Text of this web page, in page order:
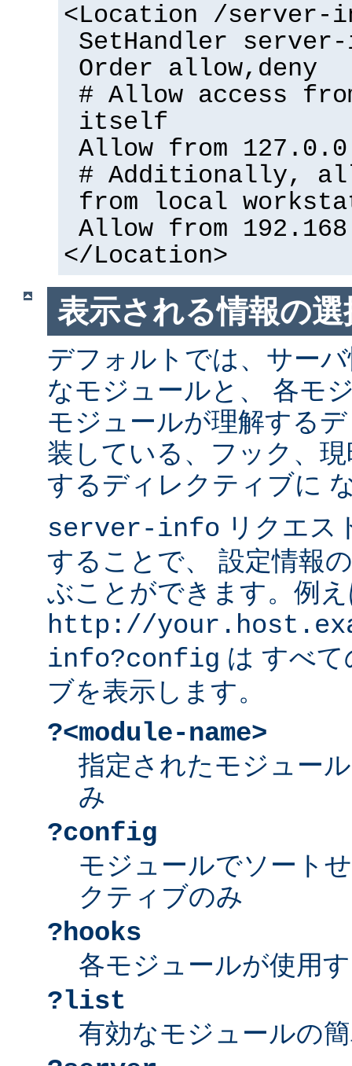
<Location /server-
SetHandler
Order allow,deny
# Allow access
itself
Allow from
# Additionally,
from local
Allow from
</Location>
表示される情報の選
デフォルトでは、サー
なモジュールと、 各モ
モジュールが理解する
装している、フック、
するディレクティブに
server-info リクエス
することで、 設定情報
ぶことができます。例
http://
info?config は すべ
ブを表示します。
?<module-name>
指定されたモジュー
み
?config
モジュールでソート
クティブのみ
?hooks
各モジュールが使用
?list
有効なモジュールの